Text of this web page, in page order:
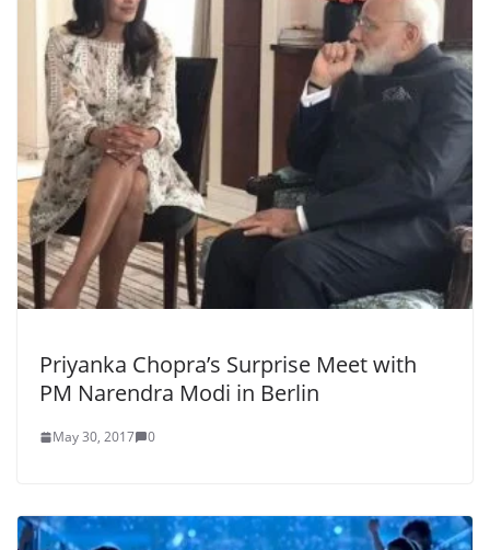
Priyanka Chopra’s Surprise Meet with
PM Narendra Modi in Berlin
May 30, 2017 0